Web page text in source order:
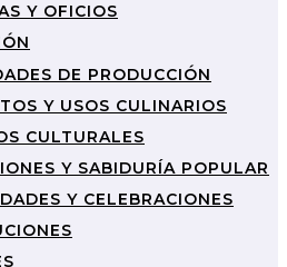
Y OFICIOS
DE PRODUCCIÓN
Y USOS CULINARIOS
CULTURALES
Y SABIDURÍA POPULAR
Y CELEBRACIONES